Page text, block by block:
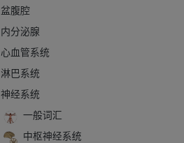
盆腹腔
内分泌腺
心血管系统
淋巴系统
神经系统
一般词汇
中枢神经系统
跗 - 足